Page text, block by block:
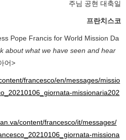
주님 공현 대축일
프란치스코
Pope Francis for World Mission Da
about what we have seen and hear
어>
francesco/en/messages/missio
missionaria202
content/francesco/it/messages/
missiona